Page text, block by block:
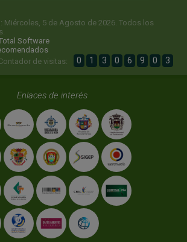
Miércoles, 5 de Agosto de 2026. Todos los
Software
de visitas:
0 1 3 0 6 9 0 3
Enlaces de interés